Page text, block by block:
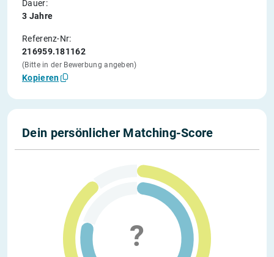
Dauer:
3 Jahre
Referenz-Nr:
216959.181162
(Bitte in der Bewerbung angeben)
Kopieren
Dein persönlicher Matching-Score